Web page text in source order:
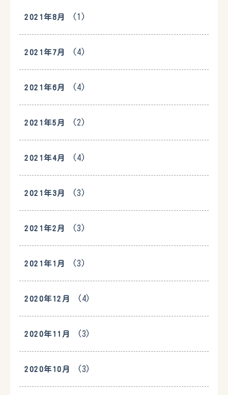
2021年8月 (1)
2021年7月 (4)
2021年6月 (4)
2021年5月 (2)
2021年4月 (4)
2021年3月 (3)
2021年2月 (3)
2021年1月 (3)
2020年12月 (4)
2020年11月 (3)
2020年10月 (3)